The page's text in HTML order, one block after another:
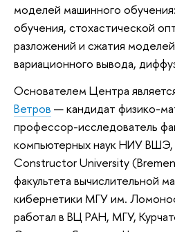
моделей машинного
обучения, стохастической
разложений и сжатия
вариационного вывода,
Основателем Центра
Ветров — кандидат физико-
профессор-исследователь
компьютерных наук НИУ
Constructor University
факультета вычислительной
кибернетики МГУ им.
работал в ВЦ РАН, МГУ,